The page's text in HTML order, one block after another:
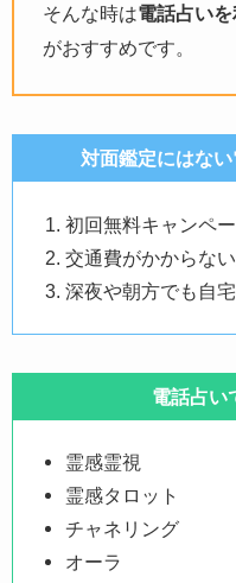
そんな時は電話占い
がおすすめです。
対面鑑定にはな
初回無料キャンペ
交通費がかからな
深夜や朝方でも自
電話占い
霊感霊視
霊感タロット
チャネリング
オーラ